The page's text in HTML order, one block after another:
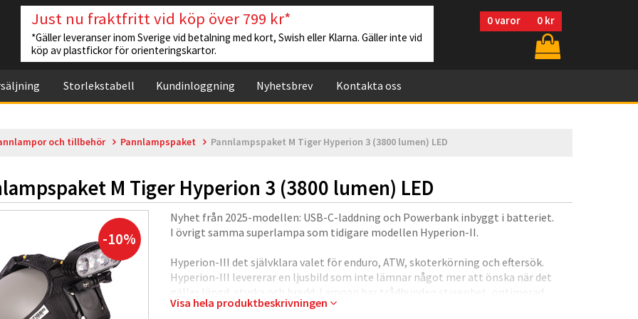
0varor 0 kr
Just nu fraktfritt vid köp över 799 kr*
*Gäller leveranser inom Sverige vid betalning med kort, Swish eller Klarna. Gäller inte vid
köp av plastfickor för orienteringskartor.
Storlekstabell Kundinloggning Nyhetsbrev Kontakta oss
och tillbehör Pannlampspaket Pannlampspaket M Tiger Hyperion 3 (3800 lumen) LED
M Tiger Hyperion 3 (3800 lumen) LED
-10%
Nyhet från 2025-modellen: USB-C-laddning och Powerbank inbyggt i batteriet.
I övrigt samma superlampa som tidigare modellen Hyperion-II.
Hyperion-III det självklara valet för enduro, ATW, skoterkörning och eftersök.
Hyperion-III levererar en ljusbild som inte lämnar något mer att önska när det
gäller längd, styrka och bredd. Lampan har trådbunden styrenhet, optimerad
ljusbild samt en bekväm och välsittande huvudställning. Vidare kan lampan (med
Visa hela produktbeskrivningen